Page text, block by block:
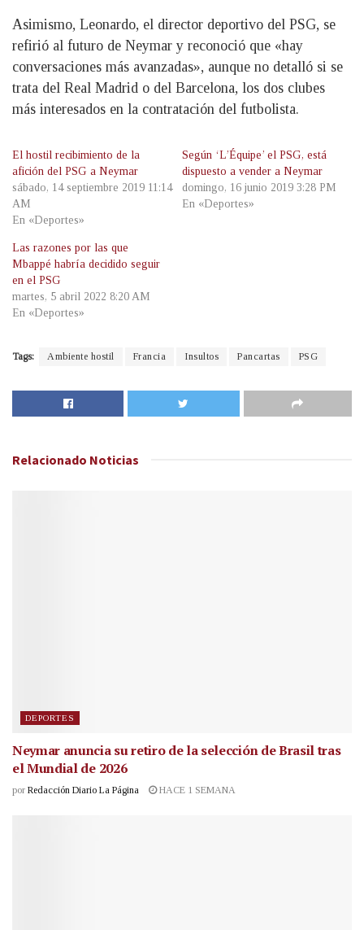
Asimismo, Leonardo, el director deportivo del PSG, se
refirió al futuro de Neymar y reconoció que «hay
conversaciones más avanzadas», aunque no detalló si se
trata del Real Madrid o del Barcelona, los dos clubes
más interesados en la contratación del futbolista.
El hostil recibimiento de la
afición del PSG a Neymar
sábado, 14 septiembre 2019 11:14
AM
En «Deportes»
Según ‘L’Équipe’ el PSG, está
dispuesto a vender a Neymar
domingo, 16 junio 2019 3:28 PM
En «Deportes»
Las razones por las que
Mbappé habría decidido seguir
en el PSG
martes, 5 abril 2022 8:20 AM
En «Deportes»
Tags: Ambiente hostil Francia Insultos Pancartas PSG
Relacionado Noticias
DEPORTES
Neymar anuncia su retiro de la selección de Brasil tras
el Mundial de 2026
por Redacción Diario La Página HACE 1 SEMANA